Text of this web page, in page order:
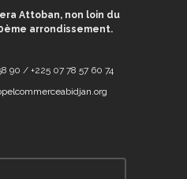
Attoban, non loin du
arrondissement.
90 / +225 07 78 57 60 74